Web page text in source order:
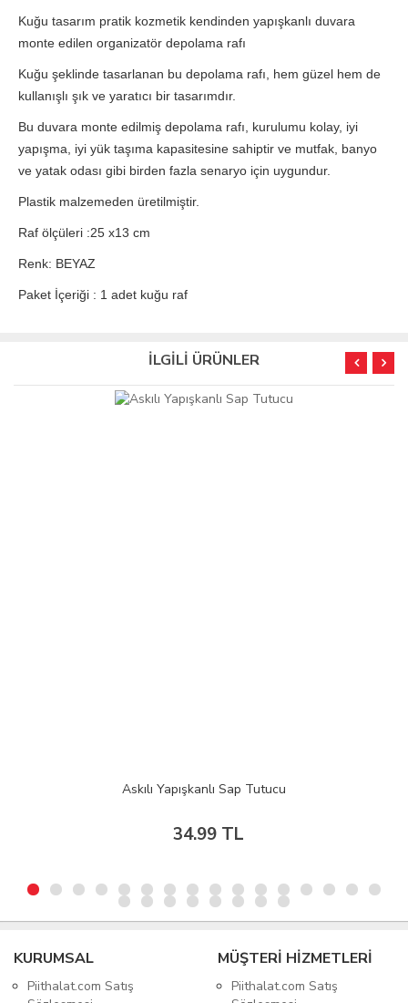
Kuğu tasarım pratik kozmetik kendinden yapışkanlı duvara
monte edilen organizatör depolama rafı
Kuğu şeklinde tasarlanan bu depolama rafı, hem güzel hem de
kullanışlı şık ve yaratıcı bir tasarımdır.
Bu duvara monte edilmiş depolama rafı, kurulumu kolay, iyi
yapışma, iyi yük taşıma kapasitesine sahiptir ve mutfak, banyo
ve yatak odası gibi birden fazla senaryo için uygundur.
Plastik malzemeden üretilmiştir.
Raf ölçüleri :25 x13 cm
Renk: BEYAZ
Paket İçeriği : 1 adet kuğu raf
İLGİLİ ÜRÜNLER
Askılı Yapışkanlı Sap Tutucu
KURUMSAL
Piithalat.com Satış
MÜŞTERİ HİZMETLERİ
Piithalat.com Satış